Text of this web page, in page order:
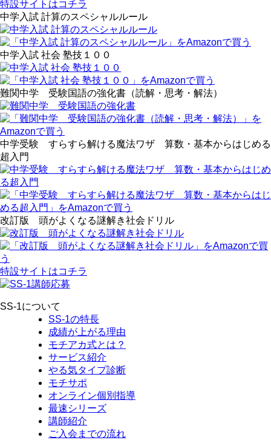
特設サイトはコチラ
中学入試 計算のスペシャルルール
中学入試 社会 塾技１００
難関中学 受験国語の強化書（読解・思考・解法）
中学受験 すらすら解ける魔法ワザ 算数・基本からはじめる
超入門
改訂版 頭がよくなる謎解き社会ドリル
特設サイトはコチラ
SS-1について
SS-1の特長
成績が上がる理由
モチアカ式とは？
サービス紹介
やる気タイプ診断
モチサポ
オンライン個別指導
最速シリーズ
講師紹介
ご入会までの流れ